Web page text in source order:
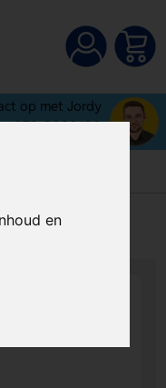
en
op met Jordy
072-3030100